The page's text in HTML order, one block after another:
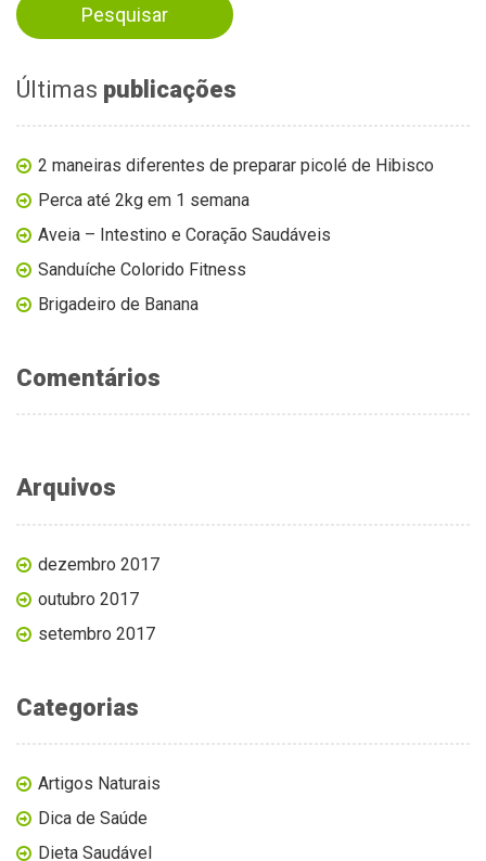
Últimas publicações
2 maneiras diferentes de preparar picolé de Hibisco
Perca até 2kg em 1 semana
Aveia – Intestino e Coração Saudáveis
Sanduíche Colorido Fitness
Brigadeiro de Banana
Comentários
Arquivos
dezembro 2017
outubro 2017
setembro 2017
Categorias
Artigos Naturais
Dica de Saúde
Dieta Saudável